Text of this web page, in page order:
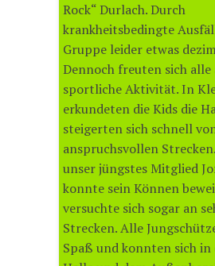
Rock“ Durlach. Durch
krankheitsbedingte
Gruppe leider etwas
Dennoch freuten sich alle
sportliche Aktivität. In
erkundeten die Kids die
steigerten sich schnell
anspruchsvollen
unser jüngstes Mitglied
konnte sein Können
versuchte sich sogar an
Strecken. Alle
Spaß und konnten sich